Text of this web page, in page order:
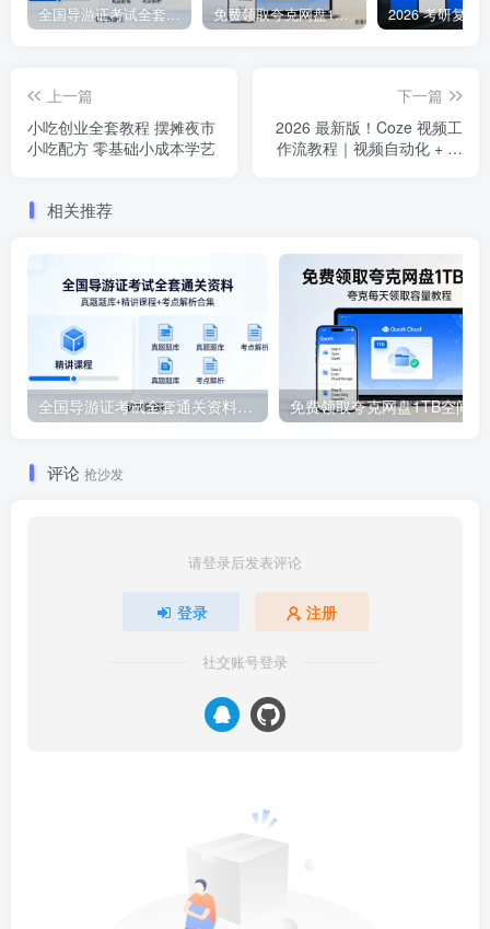
全国导游证考试全套通关资料｜真题题库 + 精讲课程 + 考点解析合集 免费领取夸克网盘1TB空间，夸克每天领取容量教程。
上一篇
小吃创业全套教程 摆摊夜市
小吃配方 零基础小成本学艺
下一篇
2026 最新版！Coze 视频工
作流教程｜视频自动化 + 工
相关推荐
全国导游证考试全套通关资料｜真题题库 + 精讲课程 + 考点解析合集
评论 抢沙发
请登录后发表评论
登录 注册
社交账号登录